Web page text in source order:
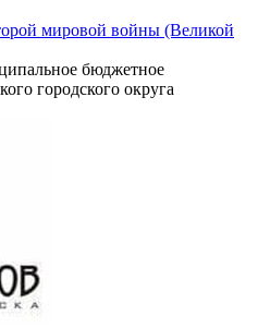
мировой войны (Великой
бюджетное
городского округа